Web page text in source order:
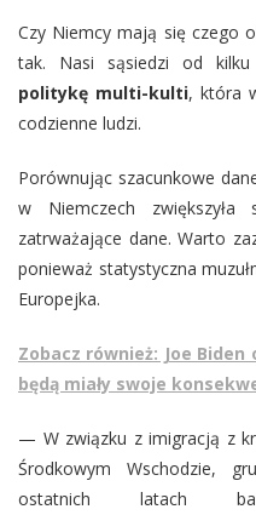
Czy Niemcy mają się czego
tak. Nasi sąsiedzi od
politykę multi-kulti, która
codzienne ludzi.
Porównując szacunkowe
w Niemczech
zatrważające dane. Warto
ponieważ statystyczna
Europejka.
Zobacz również: Joe Biden
będą miały swoje
— W związku z imigracją z
Środkowym Wschodzie,
ostatnich latach